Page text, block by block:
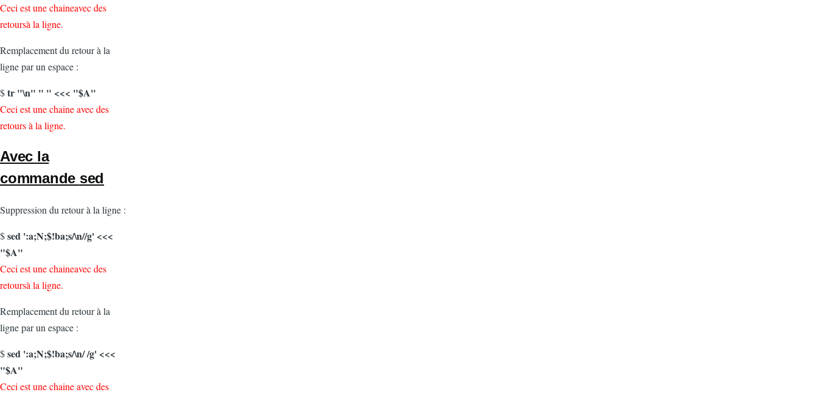
Ceci est une chaineavec des
retoursà la ligne.
Remplacement du retour à la
ligne par un espace :
$tr "\n" " " <<< "$A"
Ceci est une chaine avec des
retours à la ligne.
Avec la
commande sed
Suppression du retour à la ligne :
$sed ':a;N;$!ba;s/\n//g' <<<
"$A"
Ceci est une chaineavec des
retoursà la ligne.
Remplacement du retour à la
ligne par un espace :
$sed ':a;N;$!ba;s/\n/ /g' <<<
"$A"
Ceci est une chaine avec des